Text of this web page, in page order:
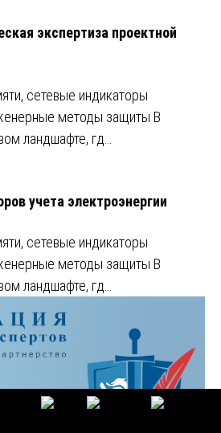
экспертиза проектной
сетевые индикаторы
методы защиты В
ландшафте, гд…
учета электроэнергии
сетевые индикаторы
методы защиты В
ландшафте, гд…